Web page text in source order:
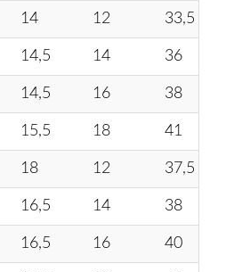
14 12 33,5
14,5 14 36
14,5 16 38
15,5 18 41
18 12 37,5
16,5 14 38
16,5 16 40